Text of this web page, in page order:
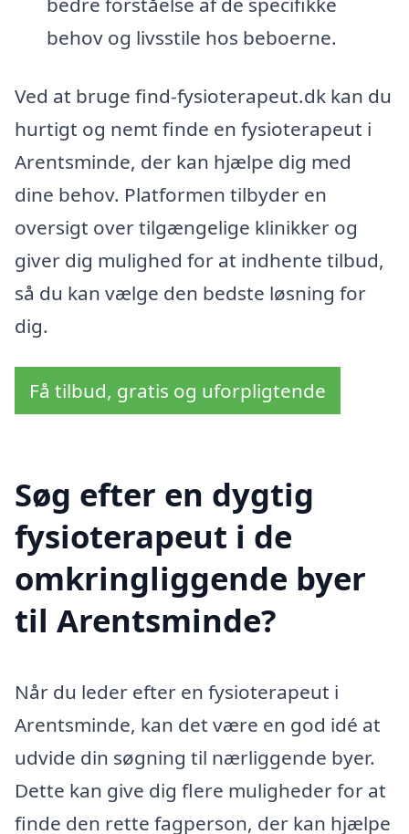
behov og livsstile hos beboerne.
Ved at bruge find-fysioterapeut.dk kan du
hurtigt og nemt finde en fysioterapeut i
Arentsminde, der kan hjælpe dig med
dine behov. Platformen tilbyder en
oversigt over tilgængelige klinikker og
giver dig mulighed for at indhente tilbud,
så du kan vælge den bedste løsning for
dig.
Få tilbud, gratis og uforpligtende
Søg efter en dygtig
fysioterapeut i de
omkringliggende byer
til Arentsminde?
Når du leder efter en fysioterapeut i
Arentsminde, kan det være en god idé at
udvide din søgning til nærliggende byer.
Dette kan give dig flere muligheder for at
finde den rette fagperson, der kan hjælpe